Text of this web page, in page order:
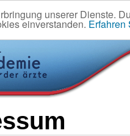
unserer Dienste.
einverstanden. Erfahren